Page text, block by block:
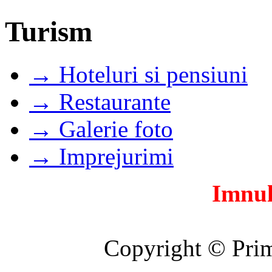
Turism
→ Hoteluri si pensiuni
→ Restaurante
→ Galerie foto
→ Imprejurimi
Copyright ©